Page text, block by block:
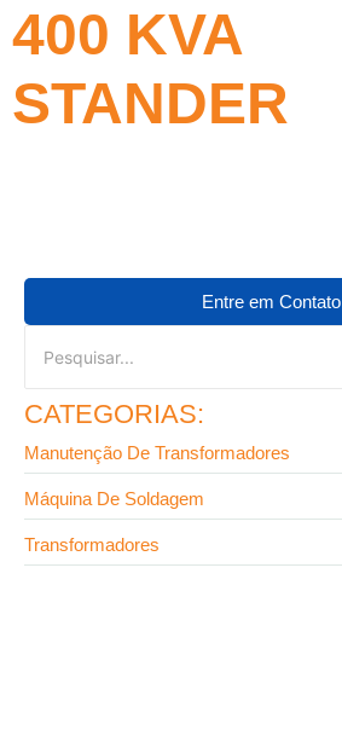
400 KVA
STANDER
Entre em Contato
CATEGORIAS:
Manutenção De Transformadores
Máquina De Soldagem
Transformadores